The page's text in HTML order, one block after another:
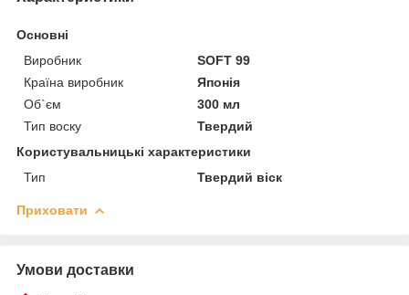
Основні
Виробник
SOFT 99
Країна виробник
Японія
Об`єм
300 мл
Тип воску
Твердий
Користувальницькі характеристики
Тип
Твердий віск
Приховати
Умови доставки